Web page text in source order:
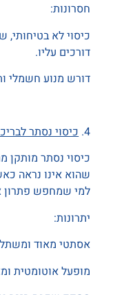
חסרונות:
כיסוי לא
דורכים עליו.
דורש מנוע חשמלי
4. כיסוי נסתר
כיסוי נסתר מותקן
שהוא אינו נראה
למי שמחפש פתרון
יתרונות:
אסתטי מאוד
מופעל אוטומטית